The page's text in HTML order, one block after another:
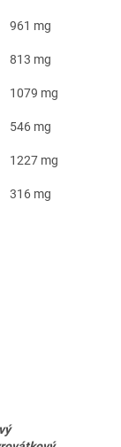
961 mg
813 mg
1079 mg
546 mg
1227 mg
316 mg